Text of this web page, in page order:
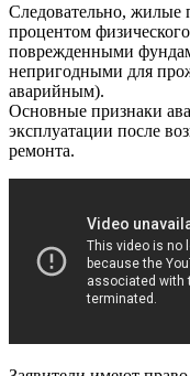
Следовательно, жилые
процентом
поврежденными
непригодными для
аварийным).
Основные признаки
эксплуатации после
ремонта.